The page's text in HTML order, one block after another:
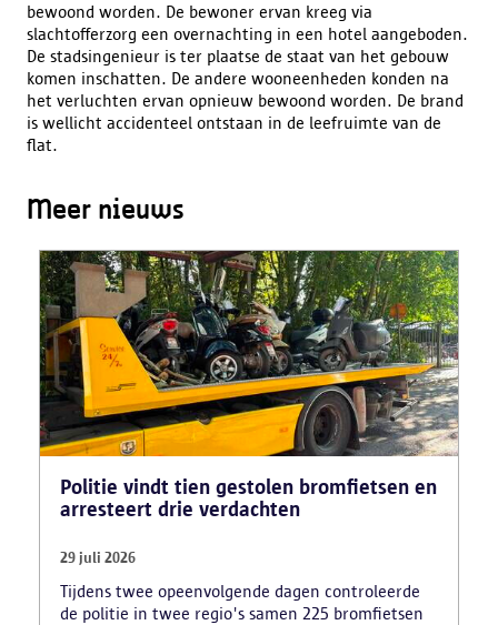
bewoond worden. De bewoner ervan kreeg via
slachtofferzorg een overnachting in een hotel aangeboden.
De stadsingenieur is ter plaatse de staat van het gebouw
komen inschatten. De andere wooneenheden konden na
het verluchten ervan opnieuw bewoond worden. De brand
is wellicht accidenteel ontstaan in de leefruimte van de
flat.
Meer nieuws
Politie vindt tien gestolen bromfietsen en
arresteert drie verdachten
29 juli 2026
Tijdens twee opeenvolgende dagen controleerde
de politie in twee regio's samen 225 bromfietsen